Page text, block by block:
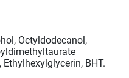
обработки обуви в
инфекцией с целью
заражения от
Octyldodecanol,
BHT.